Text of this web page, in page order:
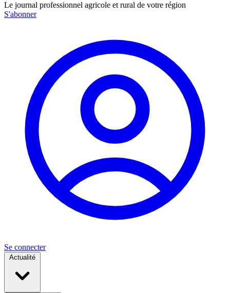
Le journal professionnel agricole et rural de votre région
S'abonner
Se connecter
Actualité